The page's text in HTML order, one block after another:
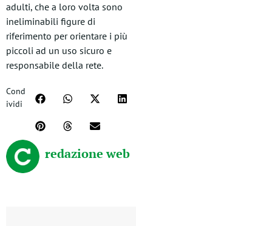
adulti, che a loro volta sono
ineliminabili figure di
riferimento per orientare i più
piccoli ad un uso sicuro e
responsabile della rete.
Cond
ividi
redazione web